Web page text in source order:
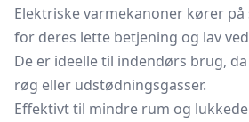
Elektriske varmekanoner kører
for deres lette betjening og lav
De er ideelle til indendørs brug,
røg eller udstødningsgasser.
Effektivt til mindre rum og